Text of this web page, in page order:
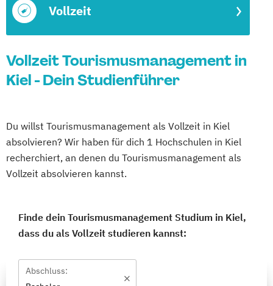
Vollzeit
Vollzeit Tourismusmanagement in
Kiel - Dein Studienführer
Du willst Tourismusmanagement als Vollzeit in Kiel
absolvieren? Wir haben für dich 1 Hochschulen in Kiel
recherchiert, an denen du Tourismusmanagement als
Vollzeit absolvieren kannst.
Finde dein Tourismusmanagement Studium in Kiel,
dass du als Vollzeit studieren kannst:
Abschluss: